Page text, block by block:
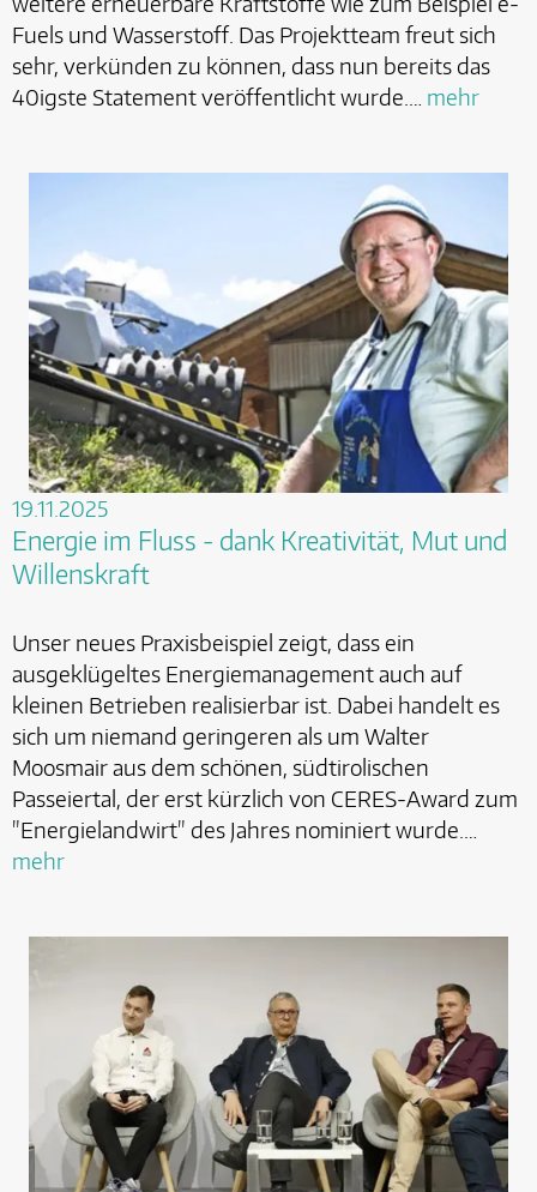
Fuels und Wasserstoff. Das Projektteam freut sich
sehr, verkünden zu können, dass nun bereits das
40igste Statement veröffentlicht wurde.… mehr
19.11.2025
Energie im Fluss - dank Kreativität, Mut und
Willenskraft
Unser neues Praxisbeispiel zeigt, dass ein
ausgeklügeltes Energiemanagement auch auf
kleinen Betrieben realisierbar ist. Dabei handelt es
sich um niemand geringeren als um Walter
Moosmair aus dem schönen, südtirolischen
Passeiertal, der erst kürzlich von CERES-Award zum
"Energielandwirt" des Jahres nominiert wurde.…
mehr